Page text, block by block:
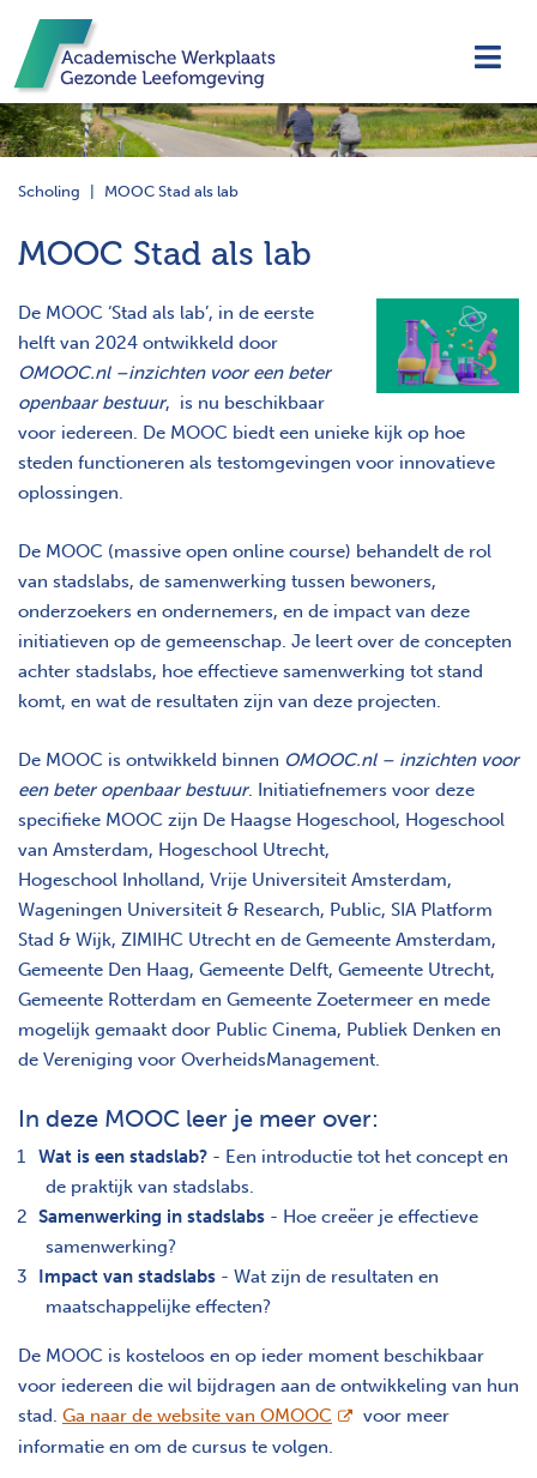
Scholing MOOC Stad als lab
MOOC Stad als lab
De MOOC ‘Stad als lab’, in de eerste
helft van 2024 ontwikkeld door
OMOOC.nl –inzichten voor een beter
openbaar bestuur, is nu beschikbaar
voor iedereen. De MOOC biedt een unieke kijk op hoe
steden functioneren als testomgevingen voor innovatieve
oplossingen.
De MOOC (massive open online course) behandelt de rol
van stadslabs, de samenwerking tussen bewoners,
onderzoekers en ondernemers, en de impact van deze
initiatieven op de gemeenschap. Je leert over de concepten
achter stadslabs, hoe effectieve samenwerking tot stand
komt, en wat de resultaten zijn van deze projecten.
De MOOC is ontwikkeld binnen OMOOC.nl – inzichten voor
een beter openbaar bestuur. Initiatiefnemers voor deze
specifieke MOOC zijn De Haagse Hogeschool, Hogeschool
van Amsterdam, Hogeschool Utrecht,
Hogeschool Inholland, Vrije Universiteit Amsterdam,
Wageningen Universiteit & Research, Public, SIA Platform
Stad & Wijk, ZIMIHC Utrecht en de Gemeente Amsterdam,
Gemeente Den Haag, Gemeente Delft, Gemeente Utrecht,
Gemeente Rotterdam en Gemeente Zoetermeer en mede
mogelijk gemaakt door Public Cinema, Publiek Denken en
de Vereniging voor OverheidsManagement.
In deze MOOC leer je meer over:
Wat is een stadslab? - Een introductie tot het concept en
de praktijk van stadslabs.
Samenwerking in stadslabs - Hoe creëer je effectieve
samenwerking?
Impact van stadslabs - Wat zijn de resultaten en
maatschappelijke effecten?
De MOOC is kosteloos en op ieder moment beschikbaar
voor iedereen die wil bijdragen aan de ontwikkeling van hun
stad. Ga naar de website van OMOOC opent nieuw scherm
voor meer
informatie en om de cursus te volgen.